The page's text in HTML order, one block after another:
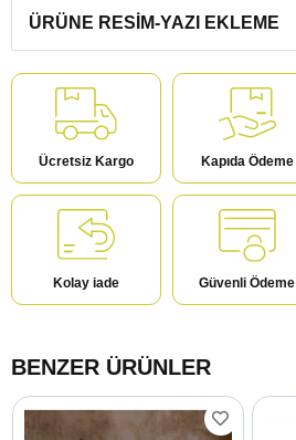
ÜRÜNE RESIM-YAZI EKLEME
Ücretsiz Kargo Kapıda Ödeme
Kolay iade Güvenli Ödeme
BENZER ÜRÜNLER